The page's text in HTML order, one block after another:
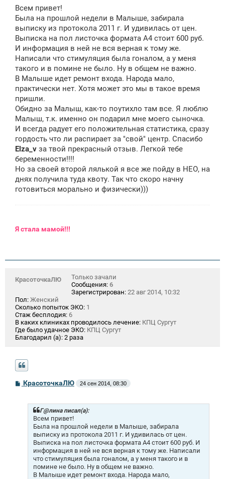
б
щ
н
и
Всем привет!
Была на прошлой недели в Малыше, забирала
выписку из протокола 2011 г. И удивилась от цен.
Выписка на пол листочка формата А4 стоит 600 руб.
И информация в ней не вся верная к тому же.
Написали что стимуляция была гоналом, а у меня
такого и в помине не было. Ну в общем не важно.
В Малыше идет ремонт входа. Народа мало,
практически нет. Хотя может это мы в такое время
пришли.
Обидно за Малыш, как-то поутихло там все. Я люблю
Малыш, т.к. именно он подарил мне моего сыночка.
И всегда радует его положительная статистика, сразу
гордость что ли распирает за "свой" центр. Спасибо
Elza_v за твой прекрасный отзыв. Легкой тебе
беременности!!!!
Но за своей второй лялькой я все же пойду в НЕО, на
днях получила туда квоту. Так что скоро начну
готовиться морально и физически)))
Ястала мамой!!!
КрасоточкаЛЮ
Только зачали
Сообщения: 6
Зарегистрирован: 22 авг 2014, 10:32
Пол: Женский
Сколько попыток ЭКО: 1
Стаж бесплодия: 6
В каких клиниках проводилось лечение: КПЦ Сургут
Где было удачное ЭКО: КПЦ Сургут
Благодарил (а): 2 раза
С
о
КрасоточкаЛЮ 24 сен 2014, 08:30
Г@лина писал(а):
Всем привет!
Была на прошлой недели в Малыше, забирала
выписку из протокола 2011 г. И удивилась от цен.
Выписка на пол листочка формата А4 стоит 600 руб. И
информация в ней не вся верная к тому же. Написали
что стимуляция была гоналом, а у меня такого и в
помине не было. Ну в общем не важно.
В Малыше идет ремонт входа. Народа мало,